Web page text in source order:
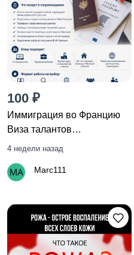
Уход за животными
Охрана, безопасность
100 ₽
Иммиграция во Францию
Виза талантов
Сопровождение под ключ
4 недели назад
Маrc111